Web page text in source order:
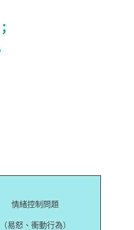
情緒控制問題
（易怒、衝動行為）